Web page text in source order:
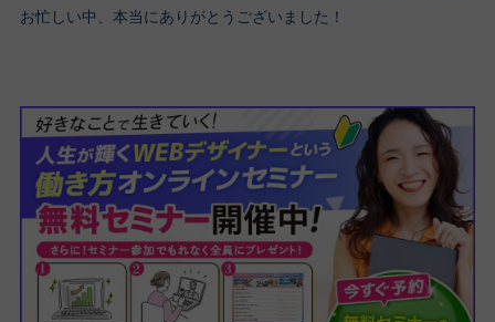
お忙しい中、本当にありがとうございました！